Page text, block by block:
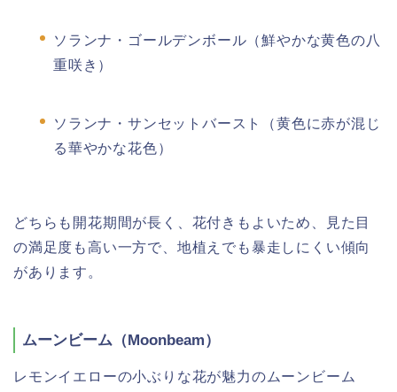
ソランナ・ゴールデンボール（鮮やかな黄色の八
重咲き）
ソランナ・サンセットバースト（黄色に赤が混じ
る華やかな花色）
どちらも開花期間が長く、花付きもよいため、見た目
の満足度も高い一方で、地植えでも暴走しにくい傾向
があります。
ムーンビーム（Moonbeam）
レモンイエローの小ぶりな花が魅力のムーンビーム